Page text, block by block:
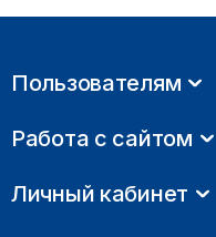
Пользователям
Работа с сайтом
Личный кабинет